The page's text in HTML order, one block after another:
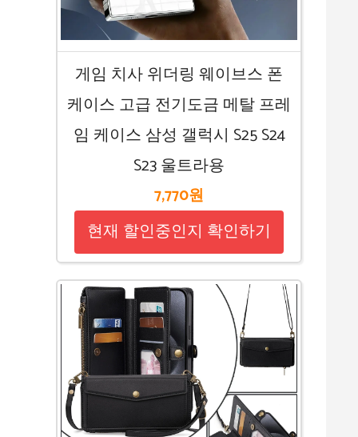
게임 치사 위더링 웨이브스 폰
케이스 고급 전기도금 메탈 프레
임 케이스 삼성 갤럭시 S25 S24
S23 울트라용
7,770원
현재 할인중인지 확인하기